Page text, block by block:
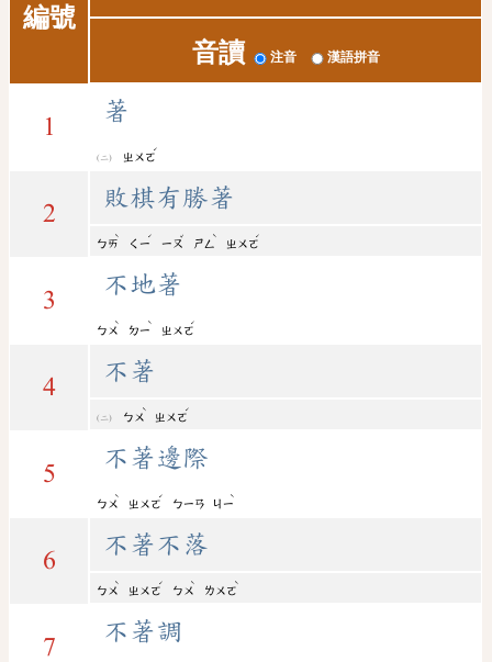
編號
音讀 注音 漢語拼音
1
著
ㄓㄨㄛ
ˊ
2
敗棋有勝著
ㄅㄞ
ˋ
ㄑㄧ
ˊ
ㄧㄡ
ˇ
ㄕㄥ
ˋ
ㄓㄨㄛ
ˊ
3
不地著
ㄅㄨ
ˋ
ㄉㄧ
ˋ
ㄓㄨㄛ
ˊ
4
不著
ㄅㄨ
ˋ
ㄓㄨㄛ
ˊ
5
不著邊際
ㄅㄨ
ˋ
ㄓㄨㄛ
ˊ
ㄅㄧㄢ ㄐㄧ
ˋ
6
不著不落
ㄅㄨ
ˋ
ㄓㄨㄛ
ˊ
ㄅㄨ
ˋ
ㄌㄨㄛ
ˋ
7
不著調